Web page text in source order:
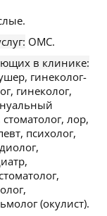
ОМС.
в клинике:
гинеколог-
гинеколог,
лор,
психолог,
(окулист).